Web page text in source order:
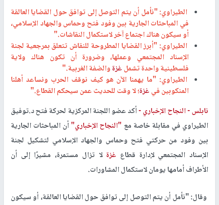
الطيراوي: "نأمل أن يتم التوصل إلى توافق حول القضايا العالقة
في المباحثات الجارية بين وفود فتح وحماس والجهاد الإسلامي،
أو سيكون هناك اجتماع آخر لاستكمال النقاشات."
الطيراوي: "أبرز القضايا المطروحة للنقاش تتعلق بمرجعية لجنة
الإسناد المجتمعي وعملها، وضرورة أن تكون هناك ولاية
فلسطينية واحدة تشملغزةوالضفة الغربية."
الطيراوي: "ما يهمنا الآن هو كيف نوقف الحرب ونساعد أهلنا
المنكوبين فيغزة؛ لا وقت للحديث عمن سيحكم القطاع."
نابلس -النجاح الإخباري -أكد عضو اللجنة المركزية لحركة فتح د.توفيق
الطيراوي في مقابلة خاصة مع "النجاح الإخباري"أن المباحثات الجارية
بين وفود من حركتي فتح وحماس والجهاد الإسلامي لتشكيل لجنة
الإسناد المجتمعي لإدارة قطاع غزة لا تزال مستمرة، مشيرًا إلى أن
الأطراف أمامها يومان لاستكمال المشاورات.
وقال: "نأمل أن يتم التوصل إلى توافق حول القضايا العالقة، أو سيكون